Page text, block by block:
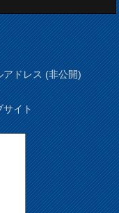
アドレス (非公開)
サイト